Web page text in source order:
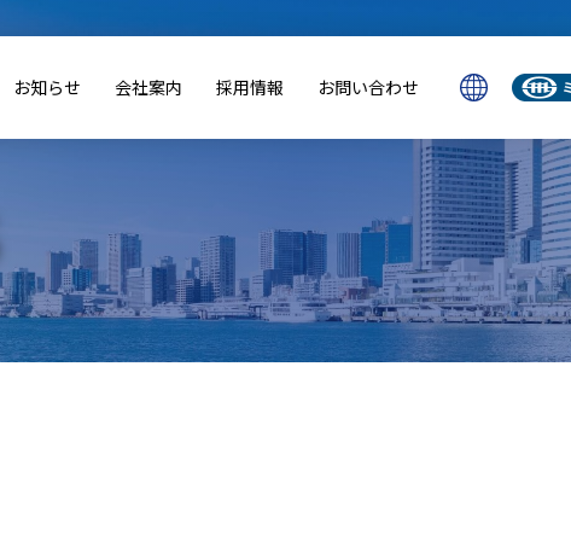
お知らせ 会社案内 採用情報 お問い合わせ